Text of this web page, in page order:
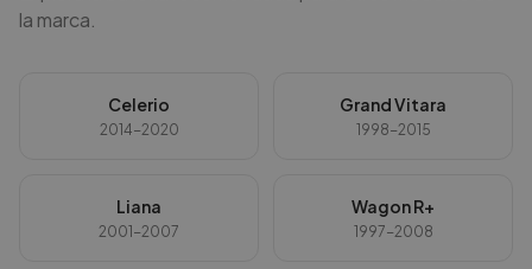
la marca.
Celerio
2014-2020
Grand Vitara
1998-2015
Liana
2001-2007
Wagon R+
1997-2008